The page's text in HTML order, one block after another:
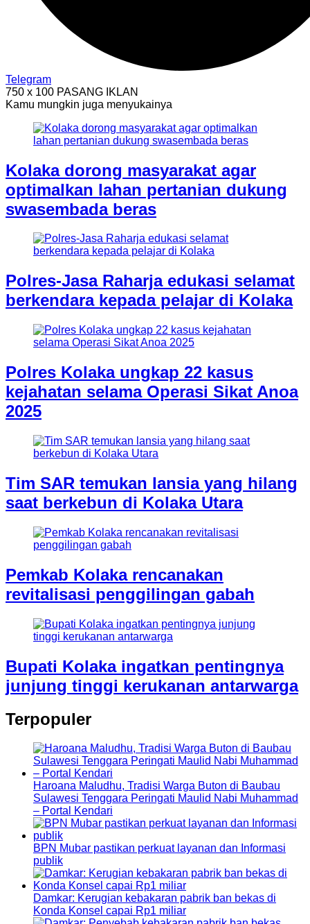
Telegram
750 x 100 PASANG IKLAN
Kamu mungkin juga menyukainya
Kolaka dorong masyarakat agar
optimalkan lahan pertanian dukung
swasembada beras
Polres-Jasa Raharja edukasi selamat
berkendara kepada pelajar di Kolaka
Polres Kolaka ungkap 22 kasus
kejahatan selama Operasi Sikat Anoa
2025
Tim SAR temukan lansia yang hilang
saat berkebun di Kolaka Utara
Pemkab Kolaka rencanakan
revitalisasi penggilingan gabah
Bupati Kolaka ingatkan pentingnya
junjung tinggi kerukanan antarwarga
Terpopuler
Haroana Maludhu, Tradisi Warga Buton di Baubau
Sulawesi Tenggara Peringati Maulid Nabi Muhammad
– Portal Kendari
BPN Mubar pastikan perkuat layanan dan Informasi
publik
Damkar: Kerugian kebakaran pabrik ban bekas di
Konda Konsel capai Rp1 miliar